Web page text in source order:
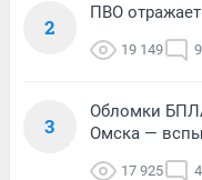
2
ПВО
19 149
3
Обломки
Омска —
17 925